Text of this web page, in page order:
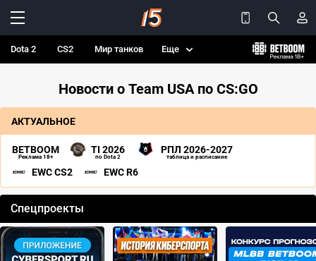
Dota 2 CS2 Мир танков Еще
Новости о Team USA по CS:GO
АКТУАЛЬНОЕ
BETBOOM
Реклама 18+
TI 2026
по Dota 2
РПЛ 2026-2027
таблица и расписание
EWC CS2 EWC R6
Спецпроекты